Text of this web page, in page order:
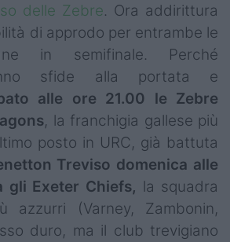
delle Zebre. Ora addirittura
di approdo per entrambe le
in semifinale. Perché
sfide alla portata e
alle ore 21.00 le Zebre
, la franchigia gallese più
posto in URC, già battuta
Treviso domenica alle
gli Exeter Chiefs, la squadra
azzurri (Varney, Zambonin,
duro, ma il club trevigiano